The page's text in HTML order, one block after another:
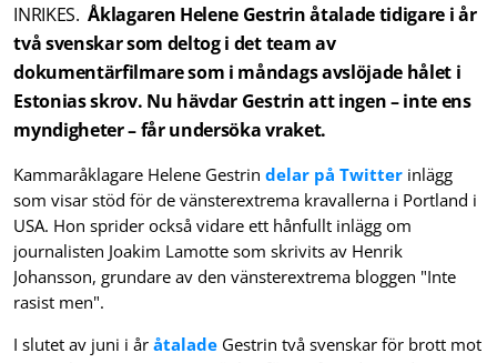
INRIKES. Åklagaren Helene Gestrin åtalade tidigare i år
två svenskar som deltog i det team av
dokumentärfilmare som i måndags avslöjade hålet i
Estonias skrov. Nu hävdar Gestrin att ingen – inte ens
myndigheter – får undersöka vraket.
Kammaråklagare Helene Gestrindelar på Twitter inlägg
som visar stöd för de vänsterextrema kravallerna i Portland i
USA. Hon sprider också vidare ett hånfullt inlägg om
journalisten Joakim Lamotte som skrivits av Henrik
Johansson, grundare av den vänsterextrema bloggen "Inte
rasist men".
I slutet av juni i åråtalade Gestrin två svenskar för brott mot